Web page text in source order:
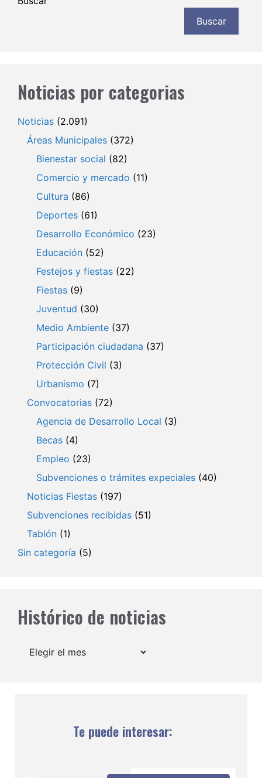
Buscar
Noticias por categorias
Noticias (2.091)
Áreas Municipales (372)
Bienestar social (82)
Comercio y mercado (11)
Cultura (86)
Deportes (61)
Desarrollo Económico (23)
Educación (52)
Festejos y fiestas (22)
Fiestas (9)
Juventud (30)
Medio Ambiente (37)
Participación ciudadana (37)
Protección Civil (3)
Urbanismo (7)
Convocatorias (72)
Agencia de Desarrollo Local (3)
Becas (4)
Empleo (23)
Subvenciones o trámites expeciales (40)
Noticias Fiestas (197)
Subvenciones recibidas (51)
Tablón (1)
Sin categoría (5)
Histórico de noticias
Archivos
Te puede interesar: